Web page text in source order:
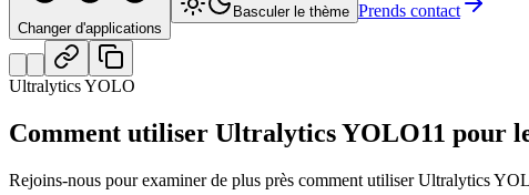
Changer d'applications
Basculer le thème Prends contact
Ultralytics YOLO
Comment utiliser Ultralytics YOLO11 pour
Rejoins-nous pour examiner de plus près comment utiliser Ultralytics